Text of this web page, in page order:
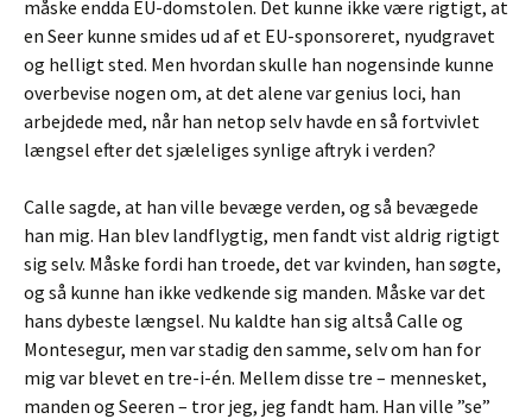
måske endda EU-domstolen. Det kunne ikke være rigtigt, at
en Seer kunne smides ud af et EU-sponsoreret, nyudgravet
og helligt sted. Men hvordan skulle han nogensinde kunne
overbevise nogen om, at det alene var genius loci, han
arbejdede med, når han netop selv havde en så fortvivlet
længsel efter det sjæleliges synlige aftryk i verden?
Calle sagde, at han ville bevæge verden, og så bevægede
han mig. Han blev landflygtig, men fandt vist aldrig rigtigt
sig selv. Måske fordi han troede, det var kvinden, han søgte,
og så kunne han ikke vedkende sig manden. Måske var det
hans dybeste længsel. Nu kaldte han sig altså Calle og
Montesegur, men var stadig den samme, selv om han for
mig var blevet en tre-i-én. Mellem disse tre – mennesket,
manden og Seeren – tror jeg, jeg fandt ham. Han ville ”se”